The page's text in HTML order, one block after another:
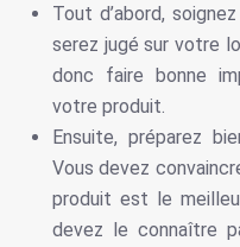
Tout d’abord,
serez jugé sur votre
donc faire bonne
votre produit.
Ensuite, préparez
Vous devez
produit est le
devez le connaître